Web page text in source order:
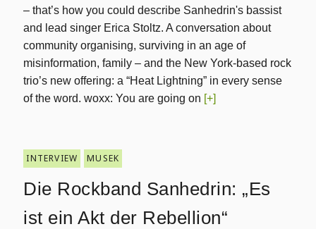
– that’s how you could describe Sanhedrin's bassist
and lead singer Erica Stoltz. A conversation about
community organising, surviving in an age of
misinformation, family – and the New York-based rock
trio’s new offering: a “Heat Lightning” in every sense
of the word. woxx: You are going on [+]
INTERVIEW MUSEK
Die Rockband Sanhedrin: „Es
ist ein Akt der Rebellion“